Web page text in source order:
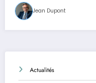
Jean Dupont
Actualités